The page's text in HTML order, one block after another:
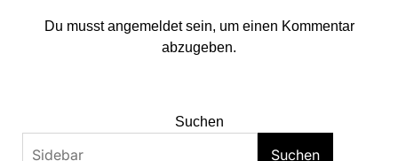
Du musstangemeldetsein, um einen Kommentar
abzugeben.
Suchen
Suchen